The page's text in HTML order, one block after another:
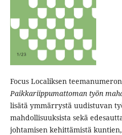
Focus Localiksen
Paikkariippumattoman työn
lisätä ymmärrystä uudistuvan
mahdollisuuksista sekä
johtamisen kehittämistä